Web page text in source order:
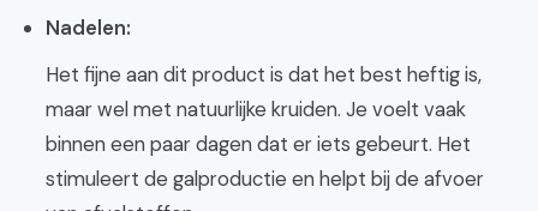
Nadelen:
Het fijne aan dit product is dat het best heftig is,
maar wel met natuurlijke kruiden. Je voelt vaak
binnen een paar dagen dat er iets gebeurt. Het
stimuleert de galproductie en helpt bij de afvoer